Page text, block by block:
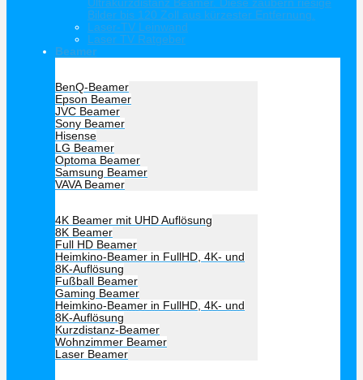
Ultrakurzdistanz Beamer. Diese zaubern riesige
Bilder bis 120 Zoll aus kürzester Entfernung.
Laser-TV Leinwand
Laser TV Ratgeber
Beamer
BenQ-Beamer
Epson Beamer
JVC Beamer
Sony Beamer
Hisense
LG Beamer
Optoma Beamer
Samsung Beamer
VAVA Beamer
4K Beamer mit UHD Auflösung
8K Beamer
Full HD Beamer
Heimkino-Beamer in FullHD, 4K- und
8K-Auflösung
Fußball Beamer
Gaming Beamer
Heimkino-Beamer in FullHD, 4K- und
8K-Auflösung
Kurzdistanz-Beamer
Wohnzimmer Beamer
Laser Beamer